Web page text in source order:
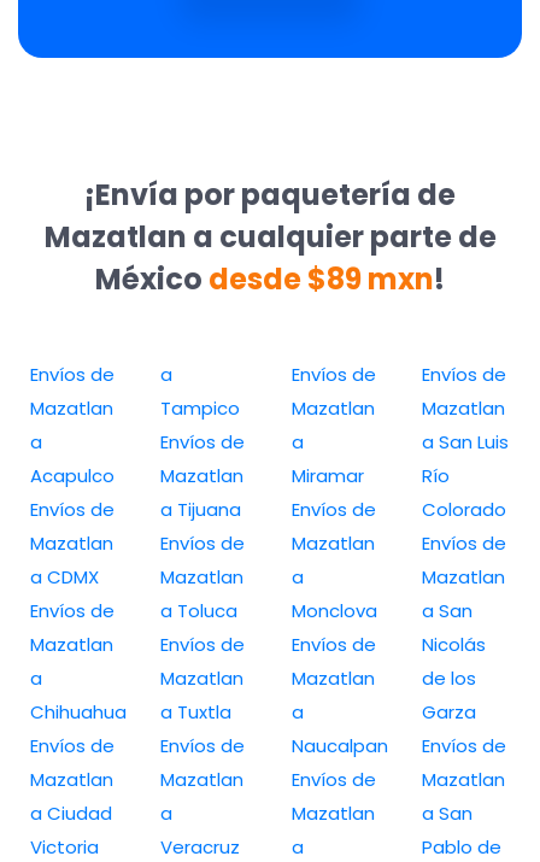
¡Envía por paquetería de
Mazatlan a cualquier parte de
México desde $89 mxn!
Envíos de
Mazatlan
a
Acapulco
Envíos de
Mazatlan
a CDMX
Envíos de
Mazatlan
a
Chihuahua
Envíos de
Mazatlan
a Ciudad
Victoria
a
Tampico
Envíos de
Mazatlan
a Tijuana
Envíos de
Mazatlan
a Toluca
Envíos de
Mazatlan
a Tuxtla
Envíos de
Mazatlan
a
Veracruz
Envíos de
Mazatlan
a
Miramar
Envíos de
Mazatlan
a
Monclova
Envíos de
Mazatlan
a
Naucalpan
Envíos de
Mazatlan
a
Envíos de
Mazatlan
a San Luis
Río
Colorado
Envíos de
Mazatlan
a San
Nicolás
de los
Garza
Envíos de
Mazatlan
a San
Pablo de